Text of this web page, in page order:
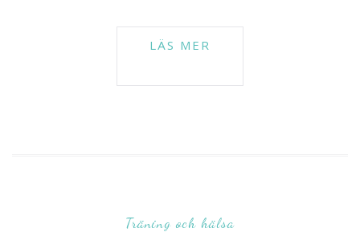
Träning och hälsa